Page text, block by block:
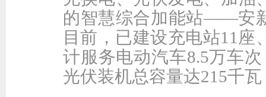
的智慧综合加能站——安
目前，已建设充电站11座
计服务电动汽车8.5万车
光伏装机总容量达215千